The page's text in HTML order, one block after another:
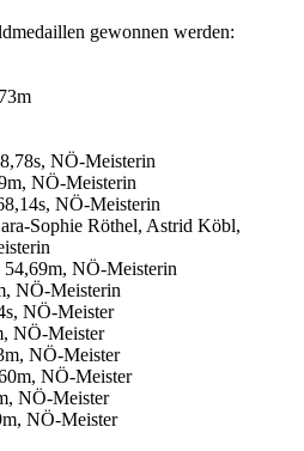
gewonnen werden:
NÖ-Meisterin
NÖ-Meisterin
NÖ-Meisterin
Sophie Röthel, Astrid Köbl,
NÖ-Meisterin
NÖ-Meisterin
NÖ-Meister
NÖ-Meister
NÖ-Meister
NÖ-Meister
NÖ-Meister
NÖ-Meister